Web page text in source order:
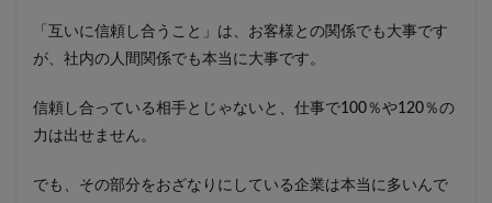
「互いに信頼し合うこと」は、お客様との関係でも大事です
が、社内の人間関係でも本当に大事です。
信頼し合っている相手とじゃないと、仕事で100％や120％の
力は出せません。
でも、その部分をおざなりにしている企業は本当に多いんで